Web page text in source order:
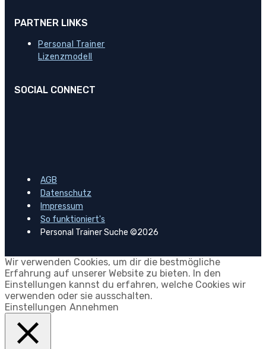
PARTNER LINKS
Personal Trainer
Lizenzmodell
SOCIAL CONNECT
AGB
Datenschutz
Impressum
So funktioniert's
Personal Trainer Suche ©2026
Wir verwenden Cookies, um dir die bestmögliche
Erfahrung auf unserer Website zu bieten. In den
Einstellungen kannst du erfahren, welche Cookies wir
verwenden oder sie ausschalten.
Einstellungen Annehmen